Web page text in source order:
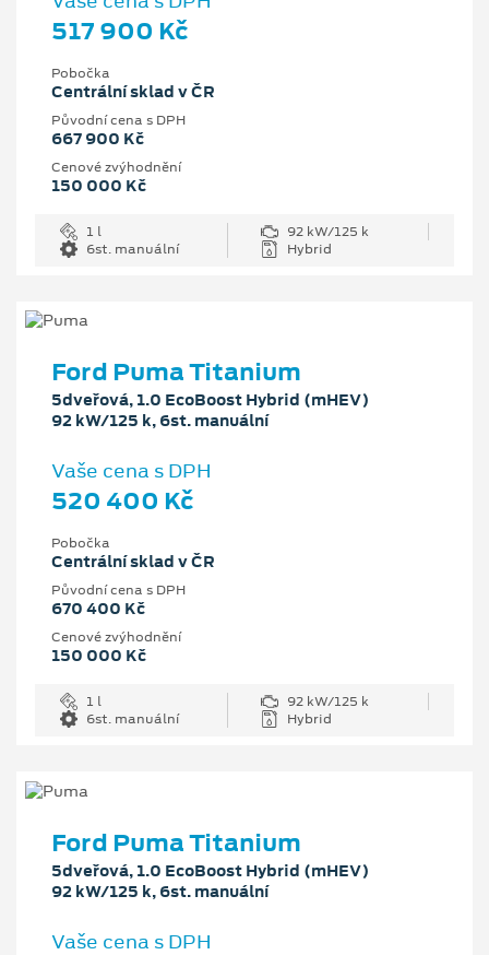
517 900 Kč
Pobočka
Centrální sklad v ČR
Původní cena s DPH
667 900 Kč
Cenové zvýhodnění
150 000 Kč
1 l
92 kW/125 k
6st. manuální
Hybrid
Ford Puma Titanium
5dveřová, 1.0 EcoBoost Hybrid (mHEV)
92 kW/125 k, 6st. manuální
Vaše cena s DPH
520 400 Kč
Pobočka
Centrální sklad v ČR
Původní cena s DPH
670 400 Kč
Cenové zvýhodnění
150 000 Kč
1 l
92 kW/125 k
6st. manuální
Hybrid
Ford Puma Titanium
5dveřová, 1.0 EcoBoost Hybrid (mHEV)
92 kW/125 k, 6st. manuální
Vaše cena s DPH